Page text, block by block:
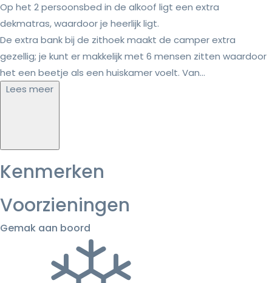
Op het 2 persoonsbed in de alkoof ligt een extra
dekmatras, waardoor je heerlijk ligt.
De extra bank bij de zithoek maakt de camper extra
gezellig; je kunt er makkelijk met 6 mensen zitten waardoor
het een beetje als een huiskamer voelt. Van...
Lees meer
Kenmerken
Voorzieningen
Gemak aan boord